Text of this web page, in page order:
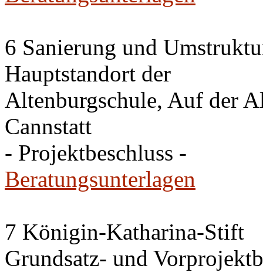
6 Sanierung und
Hauptstandort der
Altenburgschule, Auf der
Cannstatt
- Projektbeschluss -
Beratungsunterlagen
7 Königin-Katharina-Stift
Grundsatz- und